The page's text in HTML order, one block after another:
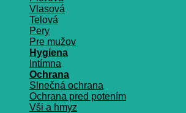
Vlasová
Telová
Pery
Pre mužov
Hygiena
Intímna
Ochrana
Slnečná ochrana
Ochrana pred potením
Vši a hmyz